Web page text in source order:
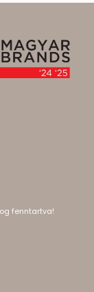
fenntartva!